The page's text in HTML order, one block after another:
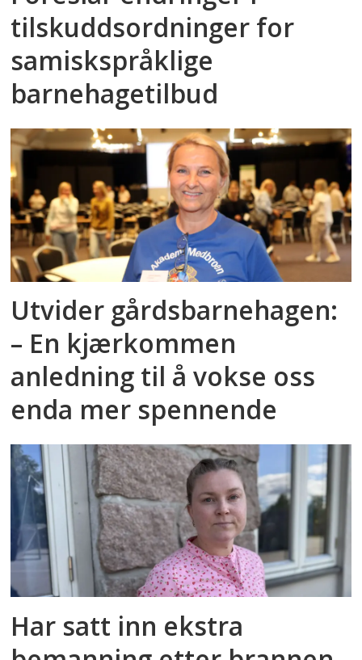
tilskuddsordninger for
samiskspråklige
barnehagetilbud
Utvider gårdsbarnehagen:
– En kjærkommen
anledning til å vokse oss
enda mer spennende
Har satt inn ekstra